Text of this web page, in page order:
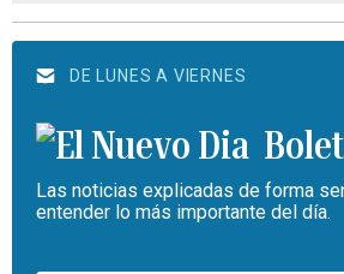
DE LUNES A VIERNES
Las noticias explicadas de forma
entender lo más importante del día.